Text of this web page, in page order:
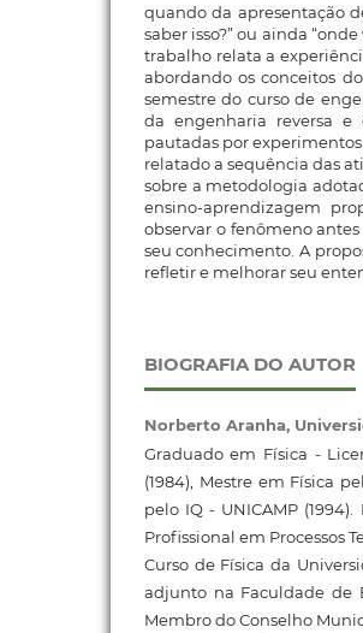
quando da apresentação
saber isso?” ou ainda
trabalho relata a
abordando os conceitos
semestre do curso de
da engenharia reversa e
pautadas por
relatado a sequência das
sobre a metodologia
ensino-aprendizagem
observar o fenômeno
seu conhecimento. A
refletir e melhorar seu
BIOGRAFIA DO AUTOR
Norberto Aranha,
Graduado em Física -
(1984), Mestre em Física
pelo IQ - UNICAMP
Profissional em Processos
Curso de Física da
adjunto na Faculdade de
Membro do Conselho